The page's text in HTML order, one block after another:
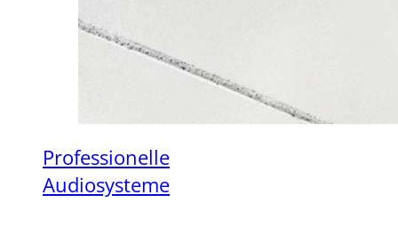
Professionelle
Audiosysteme